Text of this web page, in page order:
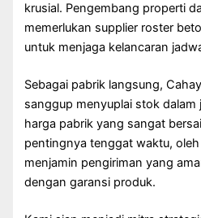
krusial. Pengembang properti
memerlukan supplier roster
untuk menjaga kelancaran
Sebagai pabrik langsung,
sanggup menyuplai stok dalam
harga pabrik yang sangat
pentingnya tenggat waktu,
menjamin pengiriman yang
dengan garansi produk.